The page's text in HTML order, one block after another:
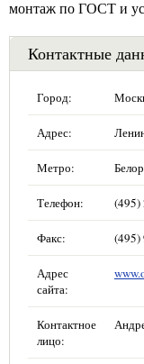
монтаж по ГОСТ и
Контактные
Город:
Адрес:
Метро:
Телефон: (495)
Факс: (495)
Адрес
сайта:
Контактное
лицо: